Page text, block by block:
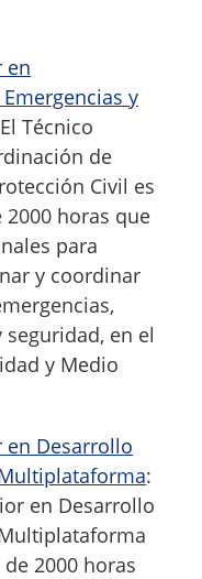
en
y
Técnico
de
Civil es
horas que
para
y coordinar
en el
y Medio
en Desarrollo
:
en Desarrollo
2000 horas